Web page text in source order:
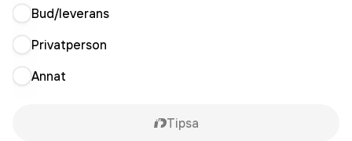
Bud/leverans
Privatperson
Annat
Tipsa